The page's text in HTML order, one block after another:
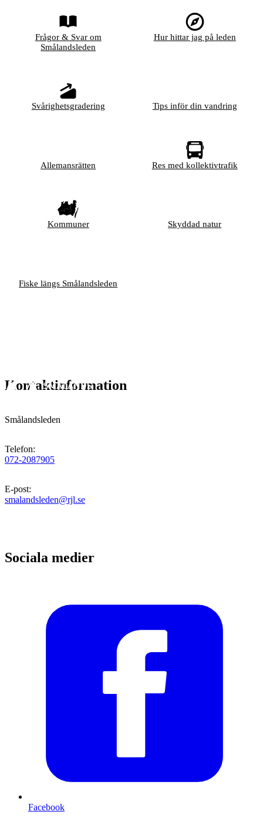
Frågor & Svar om
Smålandsleden
Hur hittar jag på leden
Svårighetsgradering Tips inför din vandring
Allemansrätten Res med kollektivtrafik
Kommuner Skyddad natur
Fiske längs Smålandsleden
Kontaktinformation
Smålandsleden
Telefon:
072-2087905
E-post:
smalandsleden@rjl.se
Sociala medier
Facebook